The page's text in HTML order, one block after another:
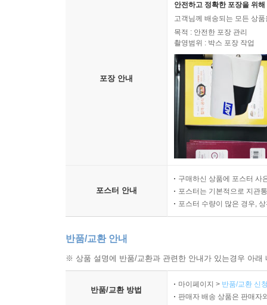
포장 안내
안전하고 정확한 포장을 위
고객님께 배송되는 모든 상
목적 : 안전한 포장 관리
촬영범위 : 박스 포장 작업
포스터 안내
구매하신 상품에 포스터 사
포스터는 기본적으로 지관
포스터 수량이 많은 경우,
반품/교환 안내
※ 상품 설명에 반품/교환과 관련한 안내가 있는경우 아
반품/교환 방법
마이페이지 > 반품/교환 신
판매자 배송 상품은 판매자